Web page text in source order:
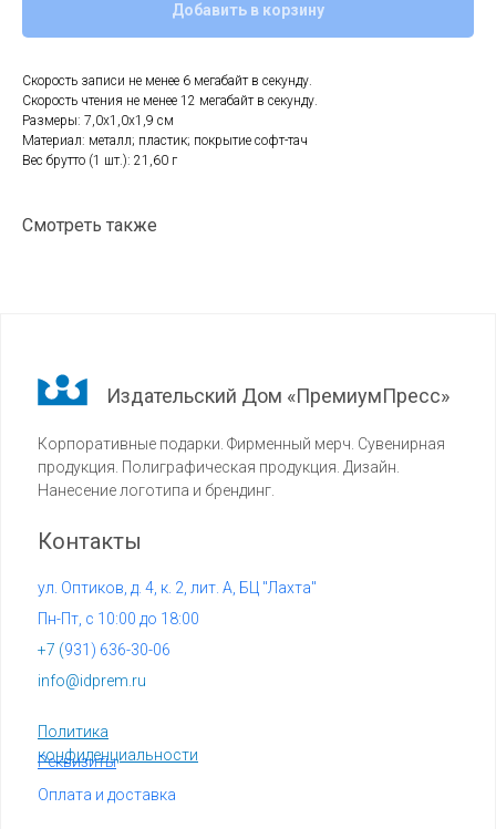
Добавить в корзину
Скорость записи не менее 6 мегабайт в секунду.
Скорость чтения не менее 12 мегабайт в секунду.
Размеры: 7,0х1,0х1,9 см
Материал: металл; пластик; покрытие софт-тач
Вес брутто (1 шт.): 21,60 г
Смотреть также
Издательский Дом «ПремиумПресс»
Корпоративные подарки. Фирменный мерч. Сувенирная
продукция. Полиграфическая продукция. Дизайн.
Нанесение логотипа и брендинг.
info@idprem.ru
Контакты
Политика
конфиденциальности
+7 (931) 636-30-06
Реквизиты
ул. Оптиков, д. 4, к. 2, лит. А, БЦ "Лахта"
Оплата и доставка
Пн-Пт, с 10:00 до 18:00